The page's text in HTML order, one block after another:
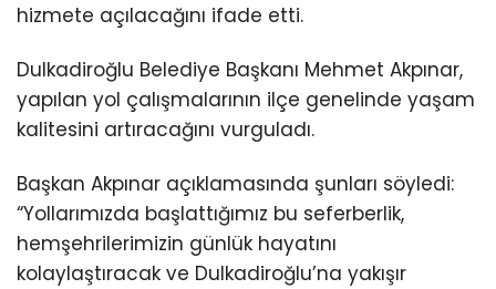
hizmete açılacağını ifade etti.
Dulkadiroğlu Belediye Başkanı Mehmet Akpınar,
yapılan yol çalışmalarının ilçe genelinde yaşam
kalitesini artıracağını vurguladı.
Başkan Akpınar açıklamasında şunları söyledi:
“Yollarımızda başlattığımız bu seferberlik,
hemşehrilerimizin günlük hayatını
kolaylaştıracak ve Dulkadiroğlu’na yakışır